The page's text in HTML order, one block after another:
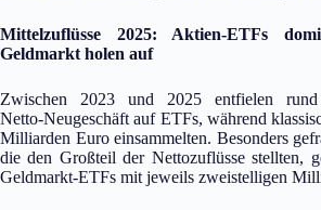
Mittelzuflüsse 2025: Aktien‑ETFs
Geldmarkt holen auf
Zwischen 2023 und 2025 entfielen
Netto‑Neugeschäft auf ETFs, während
Milliarden Euro einsammelten. Besonders
die den Großteil der Nettozuflüsse stellten,
Geldmarkt‑ETFs mit jeweils zweistelligen